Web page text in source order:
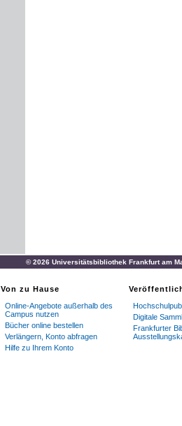
© 2026 Universitätsbibliothek Frankfurt am
Von zu Hause
Online-Angebote außerhalb des
Campus nutzen
Bücher online bestellen
Verlängern, Konto abfragen
Hilfe zu Ihrem Konto
Digitale
Frankfurter